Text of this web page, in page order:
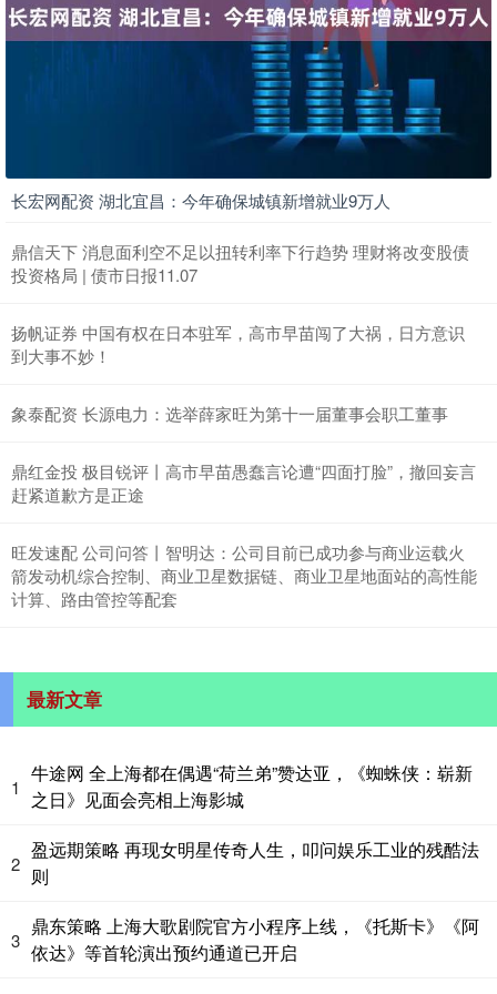
长宏网配资 湖北宜昌：今年确保城镇新增就业9万人
鼎信天下 消息面利空不足以扭转利率下行趋势 理财将改变股债
投资格局 | 债市日报11.07
扬帆证券 中国有权在日本驻军，高市早苗闯了大祸，日方意识
到大事不妙！
象泰配资 长源电力：选举薛家旺为第十一届董事会职工董事
鼎红金投 极目锐评丨高市早苗愚蠢言论遭“四面打脸”，撤回妄言
赶紧道歉方是正途
旺发速配 公司问答丨智明达：公司目前已成功参与商业运载火
箭发动机综合控制、商业卫星数据链、商业卫星地面站的高性能
计算、路由管控等配套
最新文章
1
牛途网 全上海都在偶遇“荷兰弟”赞达亚，《蜘蛛侠：崭新
之日》见面会亮相上海影城
2
盈远期策略 再现女明星传奇人生，叩问娱乐工业的残酷法
则
3
鼎东策略 上海大歌剧院官方小程序上线，《托斯卡》《阿
依达》等首轮演出预约通道已开启